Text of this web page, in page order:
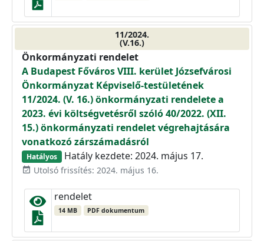
11/2024.
(V.16.)
Önkormányzati rendelet
A Budapest Főváros VIII. kerület Józsefvárosi
Önkormányzat Képviselő-testületének
11/2024. (V. 16.) önkormányzati rendelete a
2023. évi költségvetésről szóló 40/2022. (XII.
15.) önkormányzati rendelet végrehajtására
vonatkozó zárszámadásról
Hatályos Hatály kezdete: 2024. május 17.
event_available Utolsó frissítés: 2024. május 16.
rendelet
14 MB PDF dokumentum